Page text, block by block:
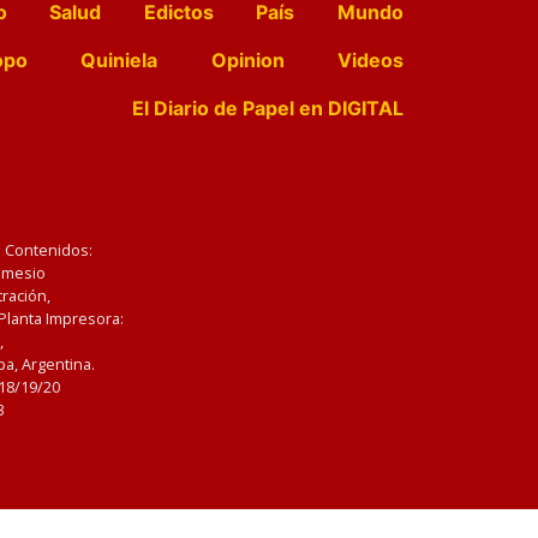
Salud Edictos País
Mundo
Quiniela Opinion
Videos
El Diario de Papel en DIGITAL
Impresora:
Argentina.
19/20